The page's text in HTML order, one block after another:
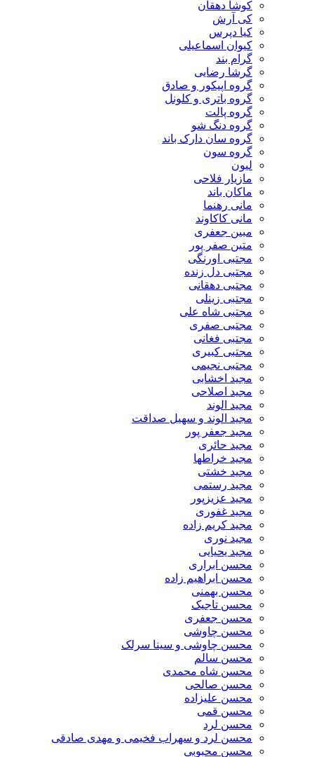
کوشا دهقان
کی آرش
کیا دپرس
کیوان اسماعیلی
گرام بند
گرشا رضایی
گروه اپیکور و صادق
گروه باتری و کلونل
گروه پالت
گروه دنگ شو
گروه سان دارک باند
گروه سون
لیون
مازیار فلاحی
ماکان باند
مانی رهنما
مانی کاکاوند
مبین جعفری
متین صفر پور
مجتبی اورنگی
مجتبی دل زنده
مجتبی دهقانی
مجتبی زینلی
مجتبی شاه علی
مجتبی صفری
مجتبی فغانی
مجتبی کبیری
مجتبی نجیمی
مجید اخشابی
مجید اصلاحی
مجید الوند‎
مجید الوند و سهیل صداقت
مجید جعفر پور
مجید حائری
مجید خراطها
مجید خشتی
مجید رستمی
مجید عزیزپور
مجید غفوری
مجید کریم زاده
مجید نوری
مجید یحیایی
محسن ابراری
محسن ابراهیم زاده
محسن بهمنی
محسن تاجیک
محسن جعفری
محسن چاوشی
محسن چاوشی و سینا سرلک
محسن سالم
محسن شاه محمدی
محسن صالحی
محسن علیزاده
محسن قمی
محسن لرد
محسن لرد و سهراب فخیمی و مهدی صادقی
محسن محبوبی